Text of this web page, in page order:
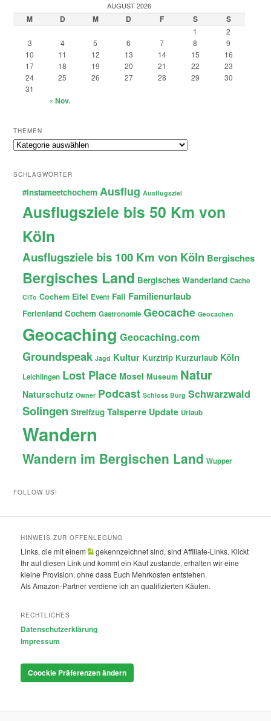
AUGUST 2026
M D M D F S S
1
2
3
4 5 6 7 8
9
10
11 12 13 14 15
16
17
18 19 20 21 22
23
24
25 26 27 28 29
30
31
« Nov.
THEMEN
Themen
SCHLAGWÖRTER
#instameetchochem Ausflug Ausflugsziel
Ausflugsziele bis 50 Km von
Köln
Ausflugsziele bis 100 Km von Köln Bergisches
Bergisches Land Bergisches Wanderland Cache
CiTo Cochem Eifel Event Fail Familienurlaub
Ferienland Cochem Gastronomie Geocache Geocachen
Geocaching Geocaching.com
Groundspeak Jagd Kultur Kurztrip Kurzurlaub Köln
Leichlingen Lost Place Mosel Museum Natur
Naturschutz Owner Podcast Schloss Burg Schwarzwald
Solingen Streifzug Talsperre Update Urlaub
Wandern
Wandern im Bergischen Land Wupper
FOLLOW US!
HINWEIS ZUR OFFENLEGUNG
Links, die mit einem
gekennzeichnet sind, sind Affiliate-Links. Klickt
Ihr auf diesen Link und kommt ein Kauf zustande, erhalten wir eine
kleine Provision, ohne dass Euch Mehrkosten entstehen.
Als Amazon-Partner verdiene ich an qualifizierten Käufen.
RECHTLICHES
Datenschutzerklärung
Impressum
Coockie Präferenzen ändern